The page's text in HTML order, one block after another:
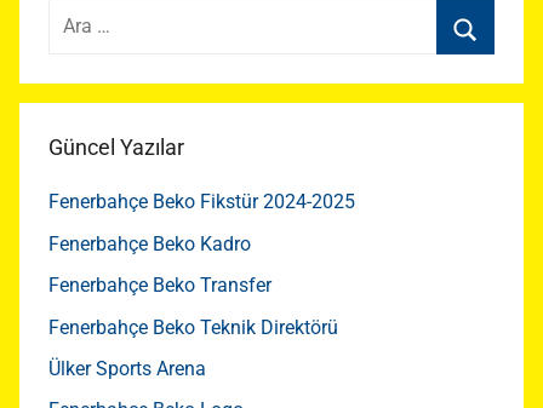
Arama:
Güncel Yazılar
Fenerbahçe Beko Fikstür 2024-2025
Fenerbahçe Beko Kadro
Fenerbahçe Beko Transfer
Fenerbahçe Beko Teknik Direktörü
Ülker Sports Arena